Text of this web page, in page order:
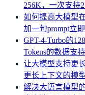
256K，一次支持
如何提高大模型
加一句prompt立
GPT-4-Turbo的
Tokens的数据支
让大模型支持更
更长上下文的模
解决大语言模型